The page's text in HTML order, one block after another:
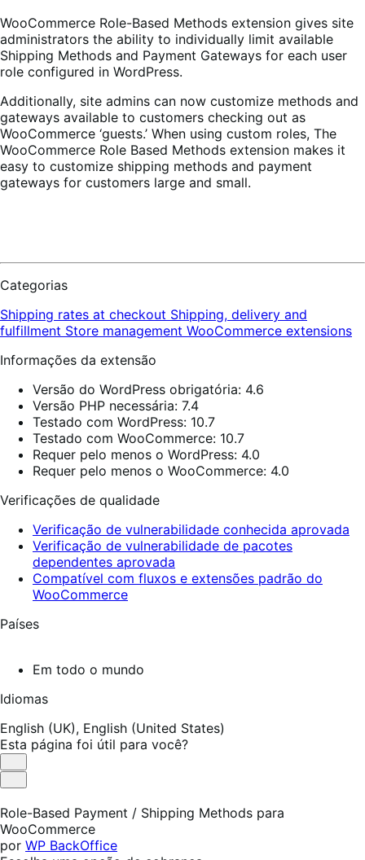
WooCommerce Role-Based Methods extension gives site
administrators the ability to individually limit available
Shipping Methods and Payment Gateways for each user
role configured in WordPress.
Additionally, site admins can now customize methods and
gateways available to customers checking out as
WooCommerce ‘guests.’ When using custom roles, The
WooCommerce Role Based Methods extension makes it
easy to customize shipping methods and payment
gateways for customers large and small.
Categorias
Shipping rates at checkout Shipping, delivery and
fulfillment Store management WooCommerce extensions
Informações da extensão
Versão do WordPress obrigatória: 4.6
Versão PHP necessária: 7.4
Testado com WordPress: 10.7
Testado com WooCommerce: 10.7
Requer pelo menos o WordPress: 4.0
Requer pelo menos o WooCommerce: 4.0
Verificações de qualidade
Verificação de vulnerabilidade conhecida aprovada
Verificação de vulnerabilidade de pacotes
dependentes aprovada
Compatível com fluxos e extensões padrão do
WooCommerce
Países
Em todo o mundo
Idiomas
English (UK), English (United States)
Esta página foi útil para você?
Útil
Não
útil
Role-Based Payment / Shipping Methods para
WooCommerce
por WP BackOffice